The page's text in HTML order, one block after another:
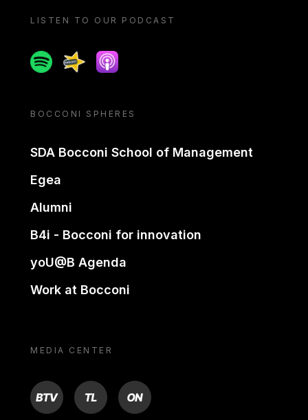
LISTEN TO OUR PODCAST
SpotifySpreakerApple podcast
BOCCONI SPHERES
SDA Bocconi School of Management
Egea
Alumni
B4i - Bocconi for innovation
yoU@B Agenda
Work at Bocconi
MEDIA CENTER
BTV TL ON